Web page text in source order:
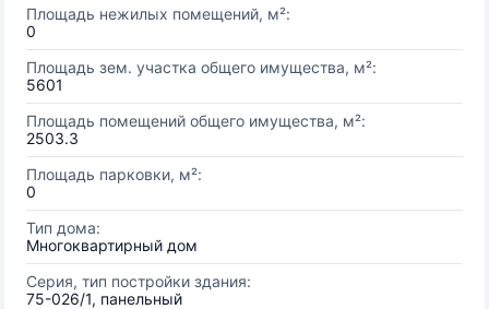
Площадь нежилых помещений, м²:
0
Площадь зем. участка общего имущества, м²:
5601
Площадь помещений общего имущества, м²:
2503.3
Площадь парковки, м²:
0
Тип дома:
Многоквартирный дом
Серия, тип постройки здания:
75-026/1, панельный